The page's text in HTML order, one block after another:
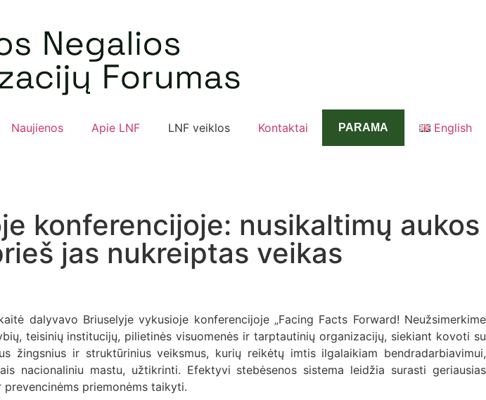
Naujienos Apie LNF LNF veiklos Kontaktai PARAMA English
konferencijoje: nusikaltimų aukos
jas nukreiptas veikas
dalyvavo Briuselyje vykusioje konferencijoje „Facing Facts Forward! Neužsimerkime
teisinių institucijų, pilietinės visuomenės ir tarptautinių organizacijų, siekiant kovoti su
žingsnius ir struktūrinius veiksmus, kurių reikėtų imtis ilgalaikiam bendradarbiavimui,
nacionaliniu mastu, užtikrinti. Efektyvi stebėsenos sistema leidžia surasti geriausias
priemonėms taikyti.